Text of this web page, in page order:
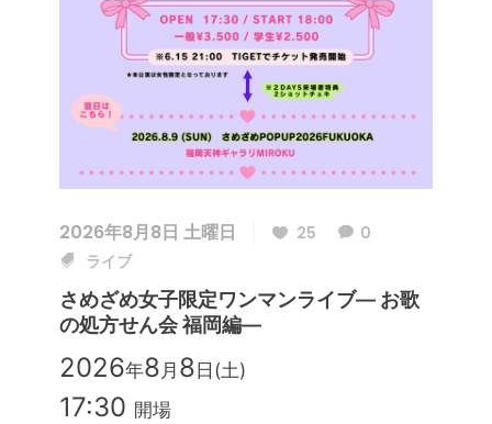
2026年8月8日 土曜日 25
0
ライブ
さめざめ女子限定ワンマンライブ― お歌
の処方せん会 福岡編―
2026年8 月 8日(土)
17:30 開場